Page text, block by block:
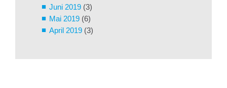
Juni 2019 (3)
Mai 2019 (6)
April 2019 (3)